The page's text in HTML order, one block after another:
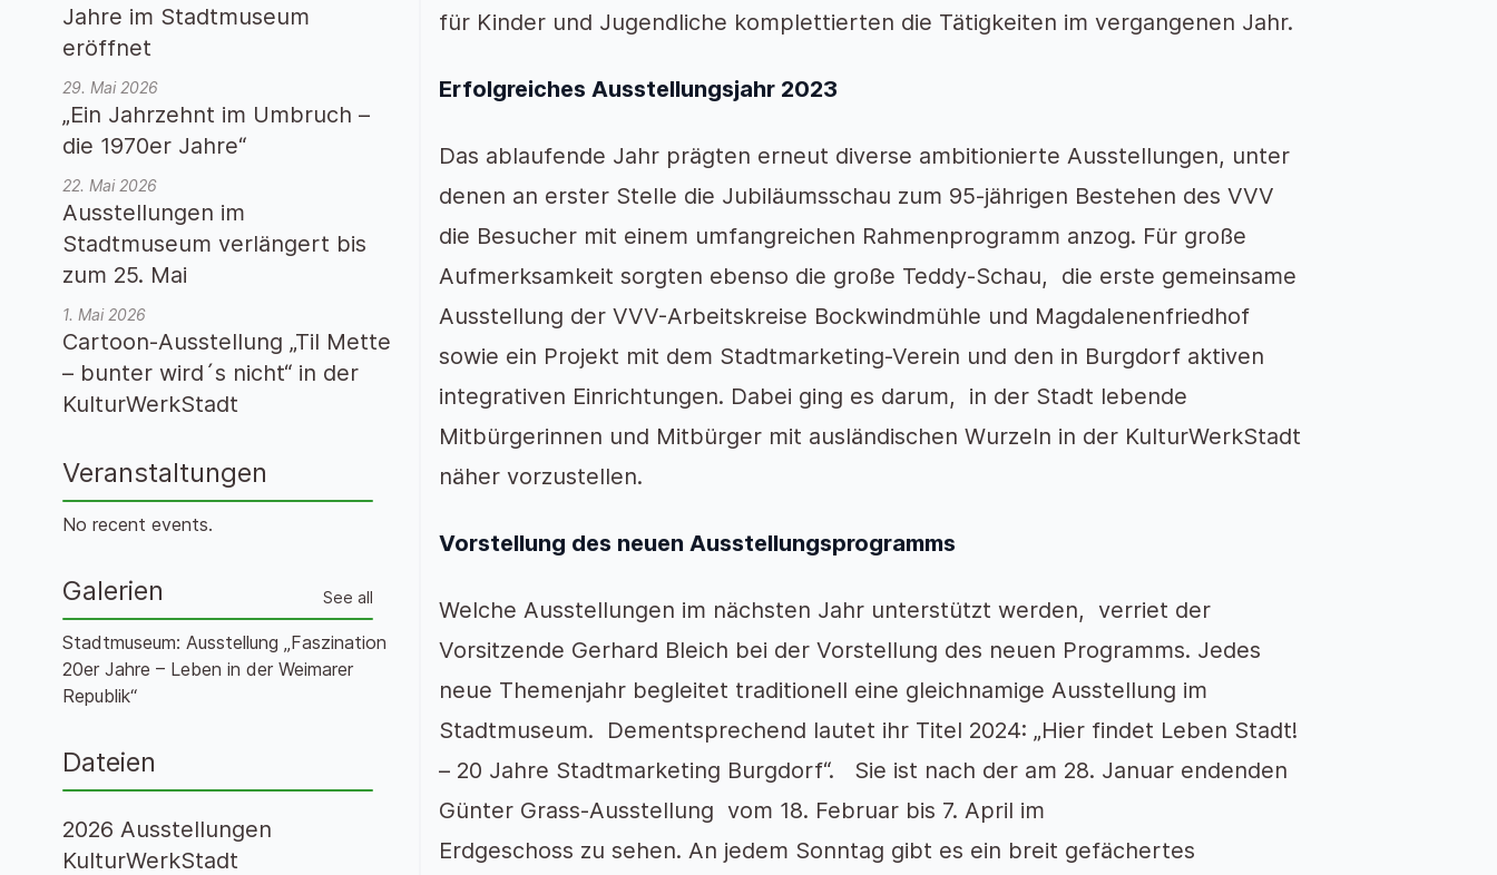
für Kinder und Jugendliche komplettierten die Tätigkeiten im vergangenen Jahr.
Erfolgreiches Ausstellungsjahr 2023
Das ablaufende Jahr prägten erneut diverse ambitionierte Ausstellungen, unter
denen an erster Stelle die Jubiläumsschau zum 95-jährigen Bestehen des VVV
die Besucher mit einem umfangreichen Rahmenprogramm anzog. Für große
Aufmerksamkeit sorgten ebenso die große Teddy-Schau, die erste gemeinsame
Ausstellung der VVV-Arbeitskreise Bockwindmühle und Magdalenenfriedhof
sowie ein Projekt mit dem Stadtmarketing-Verein und den in Burgdorf aktiven
integrativen Einrichtungen. Dabei ging es darum, in der Stadt lebende
Mitbürgerinnen und Mitbürger mit ausländischen Wurzeln in der KulturWerkStadt
näher vorzustellen.
Vorstellung des neuen Ausstellungsprogramms
Welche Ausstellungen im nächsten Jahr unterstützt werden, verriet der
Vorsitzende Gerhard Bleich bei der Vorstellung des neuen Programms. Jedes
neue Themenjahr begleitet traditionell eine gleichnamige Ausstellung im
Stadtmuseum. Dementsprechend lautet ihr Titel 2024: „Hier findet Leben Stadt!
– 20 Jahre Stadtmarketing Burgdorf“. Sie ist nach der am 28. Januar endenden
Günter Grass-Ausstellung vom 18. Februar bis 7. April im
Erdgeschoss zu sehen. An jedem Sonntag gibt es ein breit gefächertes
Jahre im Stadtmuseum
eröffnet
29. Mai 2026
„Ein Jahrzehnt im Umbruch –
die 1970er Jahre“
22. Mai 2026
Ausstellungen im
Stadtmuseum verlängert bis
zum 25. Mai
1. Mai 2026
Cartoon-Ausstellung „Til Mette
– bunter wird´s nicht“ in der
KulturWerkStadt
Veranstaltungen
No recent events.
Galerien See all
Stadtmuseum: Ausstellung „Faszination
20er Jahre – Leben in der Weimarer
Republik“
Dateien
2026 Ausstellungen
KulturWerkStadt